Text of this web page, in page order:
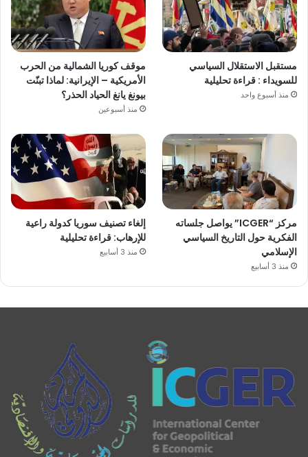
مستقبل الاستقلال السياسي
للسويداء : قراءة تحليلية
منذ أسبوع واحد
موقف كوريا الشمالية من الحرب
الأمريكية – الإيرانية: لماذا تبنّت
بيونغ يانغ الحياد الحذر؟
منذ أسبوعين
مركز “ICGER” يواصل جلساته
الفكرية حول التاريخ السياسي
الإسلامي
منذ 3 أسابيع
إلغاء تصنيف سوريا كدولة راعية
للإرهاب: قراءة تحليلية
منذ 3 أسابيع